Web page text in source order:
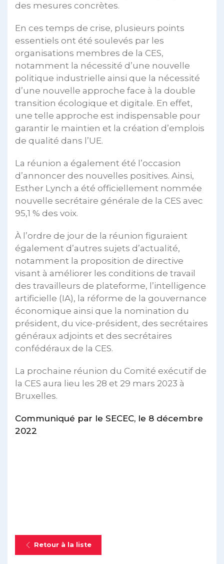
des mesures concrètes.
En ces temps de crise, plusieurs points
essentiels ont été soulevés par les
organisations membres de la CES,
notamment la nécessité d’une nouvelle
politique industrielle ainsi que la nécessité
d’une nouvelle approche face à la double
transition écologique et digitale. En effet,
une telle approche est indispensable pour
garantir le maintien et la création d’emplois
de qualité dans l’UE.
La réunion a également été l’occasion
d’annoncer des nouvelles positives. Ainsi,
Esther Lynch a été officiellement nommée
nouvelle secrétaire générale de la CES avec
95,1 % des voix.
À l’ordre de jour de la réunion figuraient
également d’autres sujets d’actualité,
notamment la proposition de directive
visant à améliorer les conditions de travail
des travailleurs de plateforme, l’intelligence
artificielle (IA), la réforme de la gouvernance
économique ainsi que la nomination du
président, du vice-président, des secrétaires
généraux adjoints et des secrétaires
confédéraux de la CES.
La prochaine réunion du Comité exécutif de
la CES aura lieu les 28 et 29 mars 2023 à
Bruxelles.
Communiqué par le SECEC, le 8 décembre
2022
Retour à la liste